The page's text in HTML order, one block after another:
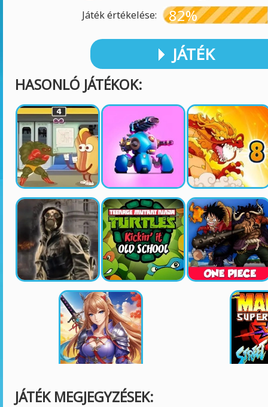
Játék értékelése: 82%
JÁTÉK
HASONLÓ JÁTÉKOK:
JÁTÉK MEGJEGYZÉSEK: